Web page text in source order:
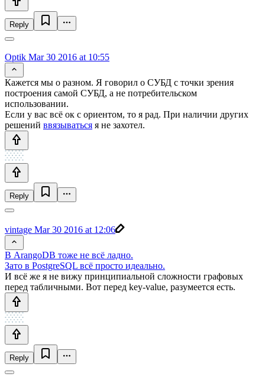
Reply
Optik Mar 30 2016 at 10:55
Кажется мы о разном. Я говорил о СУБД с точки зрения
построения самой СУБД, а не потребительском
использовании.
Если у вас всё ок с ориентом, то я рад. При наличии других
решений ввязываться я не захотел.
Reply
vintage Mar 30 2016 at 12:06
В ArangoDB тоже не всё ладно.
Зато в PostgreSQL всё просто идеально.
И всё же я не вижу принципиальной сложности графовых
перед табличными. Вот перед key-value, разумеется есть.
Reply